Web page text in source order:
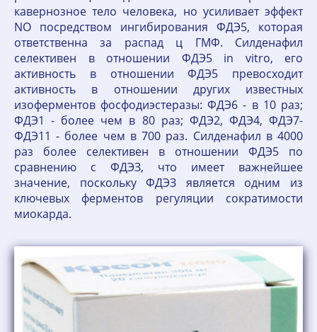
кавернозное тело человека, но усиливает эффект
NO посредством ингибирования ФДЭ5, которая
ответственна за распад ц ГМФ. Силденафил
селективен в отношении ФДЭ5 in vitro, его
активность в отношении ФДЭ5 превосходит
активность в отношении других известных
изоферментов фосфодиэстеразы: ФДЭ6 - в 10 раз;
ФДЭ1 - более чем в 80 раз; ФДЭ2, ФДЭ4, ФДЭ7-
ФДЭ11 - более чем в 700 раз. Силденафил в 4000
раз более селективен в отношении ФДЭ5 по
сравнению с ФДЭЗ, что имеет важнейшее
значение, поскольку ФДЭЗ является одним из
ключевых ферментов регуляции сократимости
миокарда.